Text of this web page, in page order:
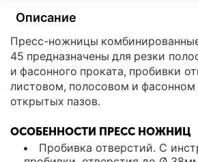
Описание
Пресс-ножницы комбинированные
45 предназначены для резки
и фасонного проката, пробивки
листовом, полосовом и фасонном
открытых пазов.
ОСОБЕННОСТИ ПРЕСС НОЖНИЦ
Пробивка отверстий. С